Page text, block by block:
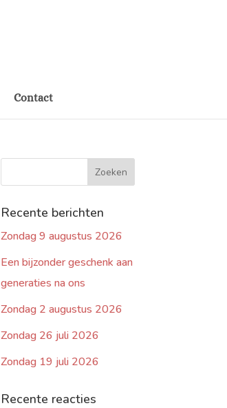
Contact
Recente berichten
Zondag 9 augustus 2026
Een bijzonder geschenk aan
generaties na ons
Zondag 2 augustus 2026
Zondag 26 juli 2026
Zondag 19 juli 2026
Recente reacties